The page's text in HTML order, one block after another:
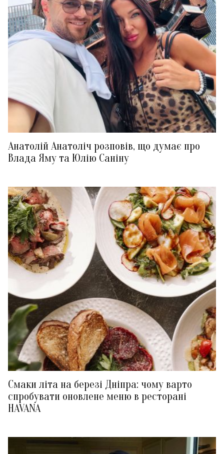
Анатолій Анатоліч розповів, що думає про
Влада Яму та Юлію Саніну
Смаки літа на березі Дніпра: чому варто
спробувати оновлене меню в ресторані
HAVANA